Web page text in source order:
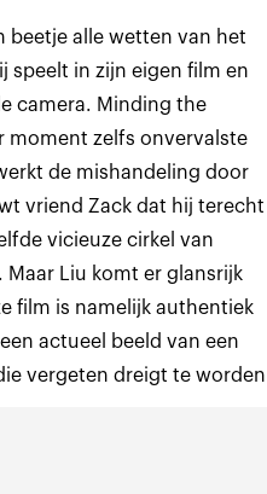
beetje alle wetten van het
speelt in zijn eigen film en
camera. Minding the
moment zelfs onvervalste
de mishandeling door
vriend Zack dat hij terecht
vicieuze cirkel van
Liu komt er glansrijk
film is namelijk authentiek
actueel beeld van een
vergeten dreigt te